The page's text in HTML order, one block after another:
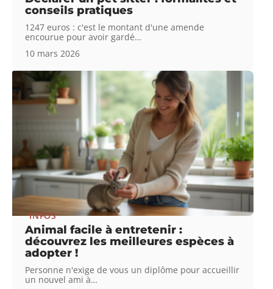
conseils pratiques
1247 euros : c'est le montant d'une amende
encourue pour avoir gardé…
10 mars 2026
INFOS
Animal facile à entretenir :
découvrez les meilleures espèces à
adopter !
Personne n'exige de vous un diplôme pour accueillir
un nouvel ami à…